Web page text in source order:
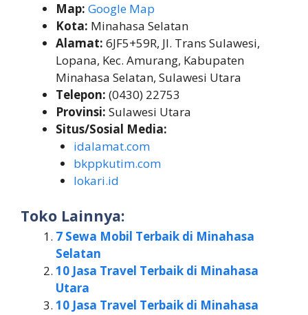
Map: Google Map
Kota: Minahasa Selatan
Alamat: 6JF5+59R, Jl. Trans Sulawesi,
Lopana, Kec. Amurang, Kabupaten
Minahasa Selatan, Sulawesi Utara
Telepon: (0430) 22753
Provinsi: Sulawesi Utara
Situs/Sosial Media:
idalamat.com
bkppkutim.com
lokari.id
Toko Lainnya:
7 Sewa Mobil Terbaik di Minahasa
Selatan
10 Jasa Travel Terbaik di Minahasa
Utara
10 Jasa Travel Terbaik di Minahasa